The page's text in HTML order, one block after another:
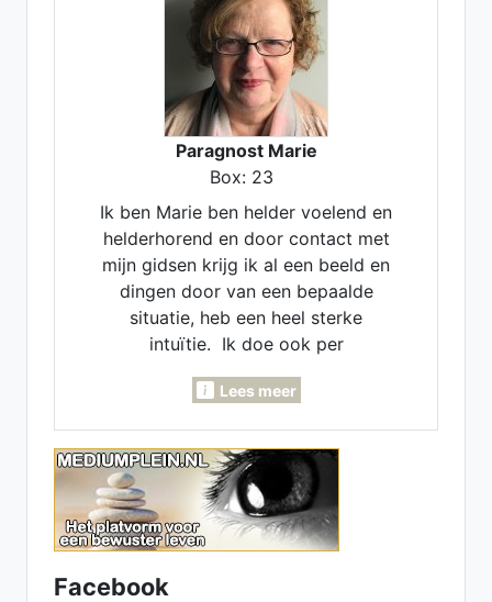
Paragnost Marie
Box: 23
Ik ben Marie ben helder voelend en
helderhorend en door contact met
mijn gidsen krijg ik al een beeld en
dingen door van een bepaalde
situatie, heb een heel sterke
intuïtie. Ik doe ook per
kan voor je pendelen, invoelen,
inzichtkaarten voor je leggen. Ook
voor verleden - heden en
toekomst. Heb een luisterend oor.
samen komen we er wel uit.
Lees meer
Facebook